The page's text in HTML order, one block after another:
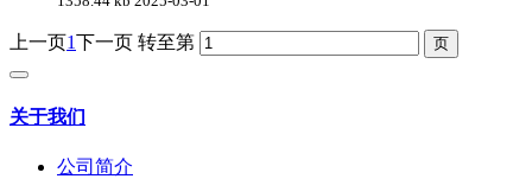
上一页1下一页 转至第
关于我们
公司简介